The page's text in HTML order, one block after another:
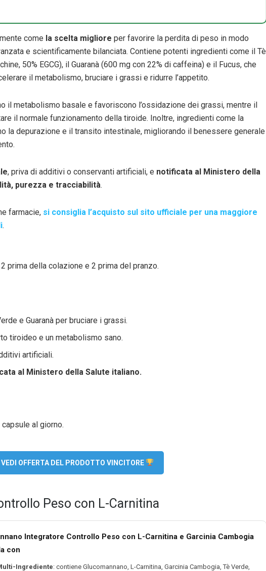
come la scelta migliore per favorire la perdita di peso in modo
e scientificamente bilanciata. Contiene potenti ingredienti come il Tè
50% EGCG), il Guaranà (600 mg con 22% di caffeina) e il Fucus, che
il metabolismo, bruciare i grassi e ridurre l’appetito.
il metabolismo basale e favoriscono l’ossidazione dei grassi, mentre il
il normale funzionamento della tiroide. Inoltre, ingredienti come la
la depurazione e il transito intestinale, migliorando il benessere generale
, priva di additivi o conservanti artificiali, e notificata al Ministero della
purezza e tracciabilità.
farmacie, si consiglia l’acquisto sul sito ufficiale per una maggiore
.
prima della colazione e 2 prima del pranzo.
e Guaranà per bruciare i grassi.
tiroideo e un metabolismo sano.
artificiali.
al Ministero della Salute italiano.
al giorno.
VEDI OFFERTA DEL PRODOTTO VINCITORE
Peso con L-Carnitina
Integratore Controllo Peso con L-Carnitina e Garcinia Cambogia
con
Ingrediente: contiene Glucomannano, L-Carnitina, Garcinia Cambogia, Tè Verde,